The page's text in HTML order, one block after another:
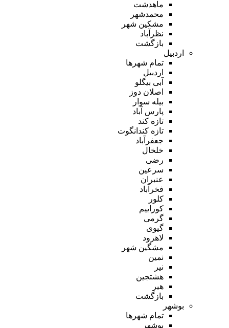
ماهدشت
محمدشهر
مشکین شهر
نظرآباد
بازگشت
اردبیل
تمام شهر‌ها
اردبیل
آبی بیگلو
اصلان دوز
بیله سوار
پارس آباد
تازه کند
تازه کندانگوت
جعفرآباد
خلخال
رضی
سرعین
عنبران
فخرآباد
کلور
کوراییم
گرمی
گیوی
لاهرود
مشگین شهر
نمین
نیر
هشتجین
هیر
بازگشت
بوشهر
تمام شهر‌ها
بوشهر